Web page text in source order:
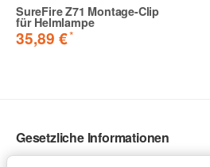
SureFire Z71 Montage-Clip
für Helmlampe
35,89 €*
Gesetzliche Informationen